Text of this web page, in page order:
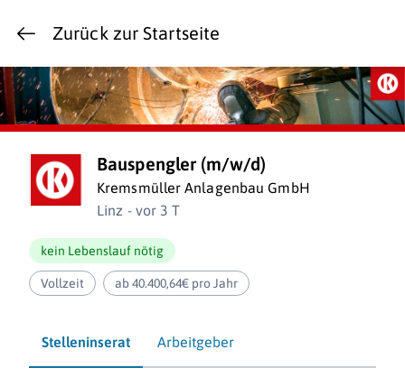
Zurück zur Startseite
Bauspengler (m/w/d)
Kremsmüller Anlagenbau GmbH
Linz - vor 3 T
kein Lebenslauf nötig
Vollzeit ab 40.400,64€ pro Jahr
Stelleninserat Arbeitgeber